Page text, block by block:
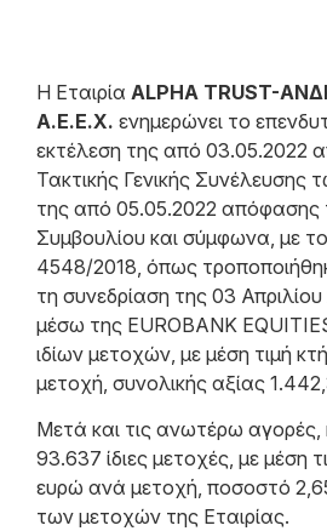
Η Εταιρία ALPHA TRUST-
Α.Ε.Ε.Χ. ενημερώνει το
εκτέλεση της από 03.05.2022
Τακτικής Γενικής Συνέλευσης
της από 05.05.2022 απόφασης
Συμβουλίου και σύμφωνα, με
4548/2018, όπως
τη συνεδρίαση της 03
μέσω της EUROBANK
ιδίων μετοχών, με μέση τιμή
μετοχή, συνολικής αξίας
Μετά και τις ανωτέρω αγορές,
93.637 ίδιες μετοχές, με μέση
ευρώ ανά μετοχή, ποσοστό
των μετοχών της Εταιρίας.